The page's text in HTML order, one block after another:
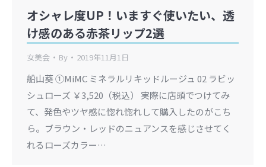
オシャレ度UP！いますぐ使いたい、透
け感のある赤茶リップ2選
女美会 By 2019年11月1日
船山葵 ①MiMC ミネラルリキッドルージュ 02 ラビッ
シュローズ ￥3,520（税込） 実際に店頭でつけてみ
て、発色やツヤ感に惚れ惚れして購入したのがこち
ら。ブラウン・レッドのニュアンスを感じさせてく
れるローズカラー…